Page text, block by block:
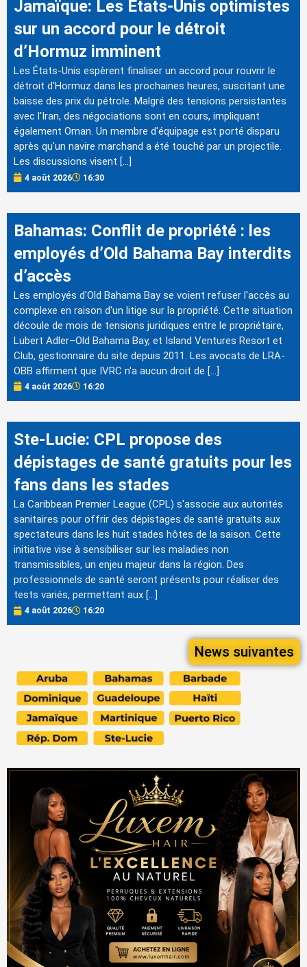
Jamaïque: Les États-Unis optimistes
sur un accord pour le détroit
d’Hormuz imminent
Les États-Unis espèrent finaliser un accord pour rouvrir le
détroit d'Hormuz dans les prochaines heures, suscitant une
baisse des prix du pétrole. Malgré des tensions persistantes
avec l'Iran, des négociations sont en cours, impliquant
également Oman. Un membre d'équipage est porté disparu
après qu'un navire marchand a été touché par un projectile.
Les discussions visent […]
4 août 2026 16:30
Bahamas: Conflit de propriété : les
employés d’Old Bahama Bay interdits
d’accès
Les employés d'Old Bahama Bay se voient refuser l'accès au
complexe en raison d'un litige sur la propriété. Cette situation
découle de mois de tensions juridiques entre le propriétaire,
Lubert Adler–Old Bahama Bay, et Island Ventures Resort et
Club, gestionnaire du site depuis 2011. Les avocats de LRA-
OBB affirment que IVRC n'a aucun droit de […]
4 août 2026 16:20
Ste-Lucie: CPL propose des
dépistages de santé gratuits pour les
fans dans les stades
La Caribbean Premier League (CPL) s'associe aux autorités
sanitaires pour offrir des dépistages de santé gratuits aux
spectateurs dans les huit stades hôtes de la saison. Cette
initiative vise à sensibiliser sur les maladies non
transmissibles, un enjeu majeur dans la région. Des
professionnels de santé seront présents pour réaliser des
tests variés, permettant aux […]
4 août 2026 16:20
News suivantes